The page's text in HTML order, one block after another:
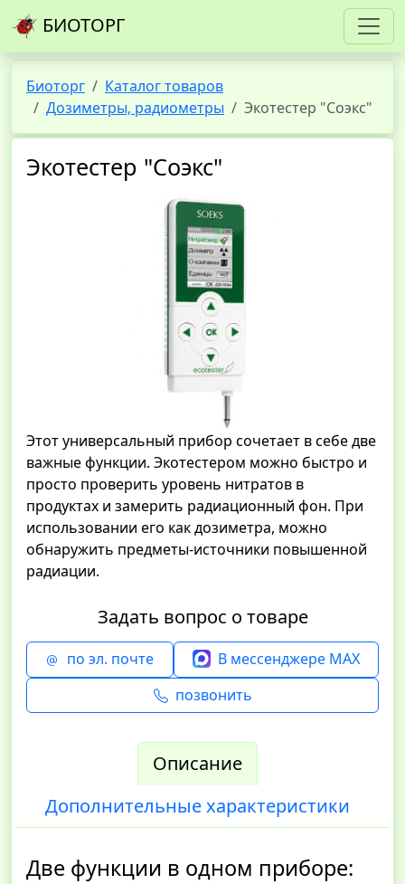
БИОТОРГ
Биоторг
Каталог товаров
Дозиметры, радиометры
Экотестер "Соэкс"
Экотестер "Соэкс"
Этот универсальный прибор сочетает в себе две
важные функции. Экотестером можно быстро и
просто проверить уровень нитратов в
продуктах и замерить радиационный фон. При
использовании его как дозиметра, можно
обнаружить предметы-источники повышенной
радиации.
Задать вопрос о товаре
по эл. почте
В мессенджере MAX
позвонить
Описание
Дополнительные характеристики
Две функции в одном приборе: